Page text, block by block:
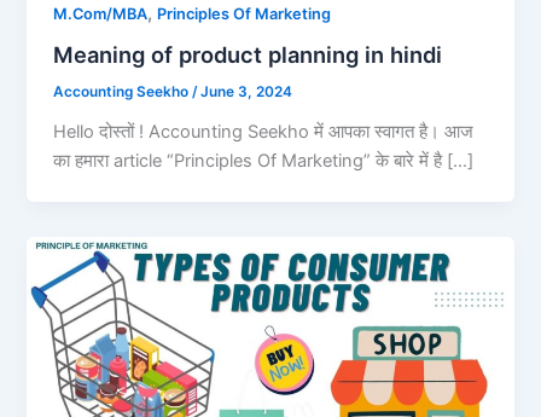
M.Com/MBA, Principles Of Marketing
Meaning of product planning in hindi
Accounting Seekho/June 3, 2024
Hello दोस्तों ! Accounting Seekho में आपका स्वागत है। आज
का हमारा article “Principles Of Marketing” के बारे में है […]